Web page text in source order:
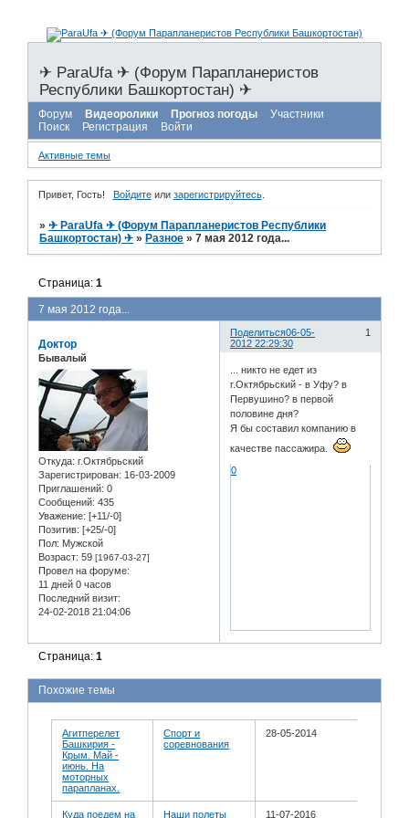
✈ ParaUfa ✈ (Форум Парапланеристов
Республики Башкортостан) ✈
Форум Видеоролики Прогноз погоды
Участники
Поиск
Регистрация Войти
Активные темы
Привет, Гость! Войдитеили зарегистрируйтесь.
»✈ ParaUfa ✈ (Форум Парапланеристов Республики
Башкортостан) ✈ » Разное »7 мая 2012 года...
7 мая 2012 года...
Страница:1
Поделиться 1
06-05-
2012 22:29:30
Доктор
Бывалый
Откуда: г.Октябрьский
Зарегистрирован: 16-03-2009
Приглашений: 0
Сообщений: 435
Уважение: [+11/-0]
Позитив: [+25/-0]
Пол: Мужской
Возраст: 59 [1967-03-27]
Провел на форуме:
11 дней 0 часов
Последний визит:
24-02-2018 21:04:06
... никто не едет из
г.Октябрьский - в Уфу? в
Первушино? в первой
половине дня?
Я бы составил компанию в
качестве пассажира.
0
Страница:1
Похожие темы
Агитперелет
Башкирия -
Крым. Май -
июнь. На
моторных
парапланах.
Спорт и
соревнования
28-05-2014
Куда поедем на Наши полеты 11-07-2016